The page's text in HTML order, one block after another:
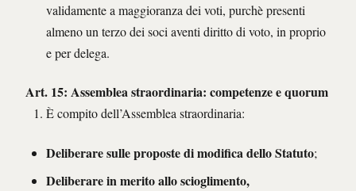
validamente a maggioranza dei voti, purchè presenti
almeno un terzo dei soci aventi diritto di voto, in proprio
e per delega.
Art. 15: Assemblea straordinaria: competenze e quorum
È compito dell’Assemblea straordinaria:
Deliberare sulle proposte di modifica dello Statuto;
Deliberare in merito allo scioglimento,